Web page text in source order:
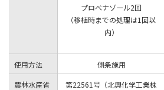
プロベナゾール2回
（移植時までの処理は1回以
内）
使用方法 側条施用
農林水産省
第22561号（北興化学工業株